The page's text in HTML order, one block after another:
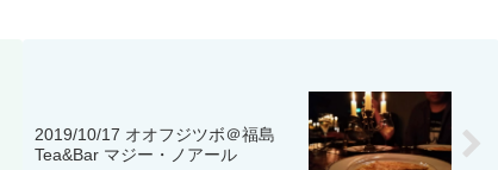
2019/10/17 オオフジツボ＠福島
Tea&Bar マジー・ノアール